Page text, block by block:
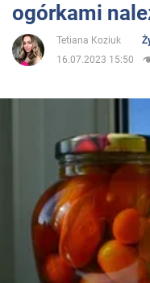
Rozrywka
Społeczeństwo
Wojna na Ukrainie
ogórkami
Tetiana Koziuk
16.07.2023 15:50